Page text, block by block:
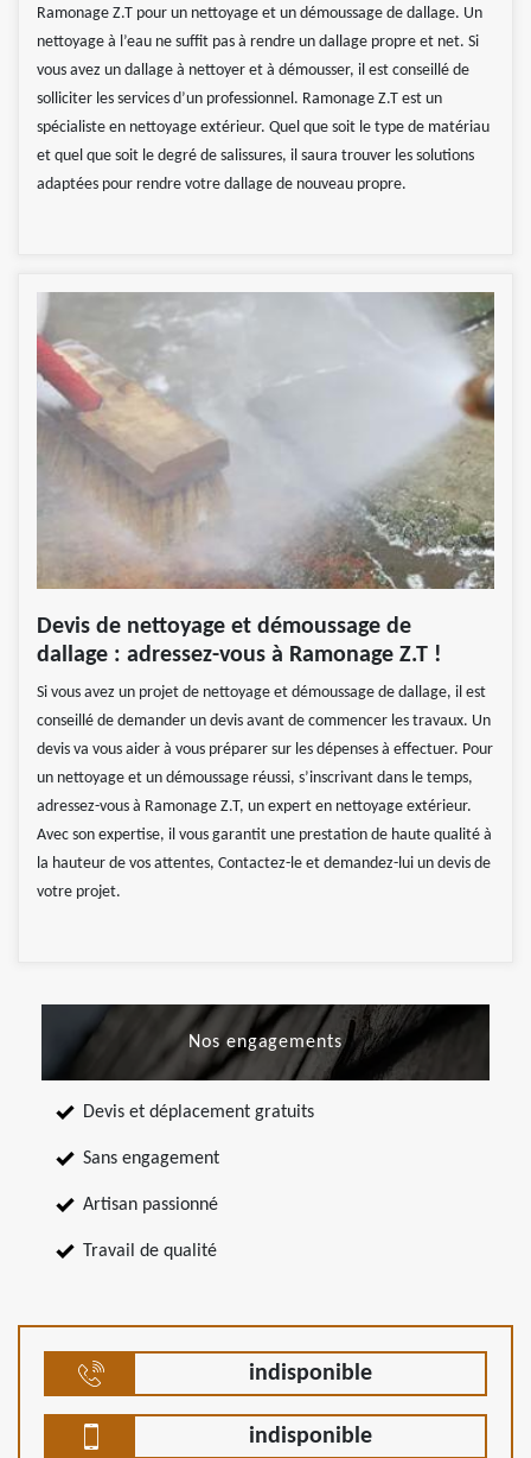
Ramonage Z.T pour un nettoyage et un démoussage de dallage. Un
nettoyage à l’eau ne suffit pas à rendre un dallage propre et net. Si
vous avez un dallage à nettoyer et à démousser, il est conseillé de
solliciter les services d’un professionnel. Ramonage Z.T est un
spécialiste en nettoyage extérieur. Quel que soit le type de matériau
et quel que soit le degré de salissures, il saura trouver les solutions
adaptées pour rendre votre dallage de nouveau propre.
Devis de nettoyage et démoussage de
dallage : adressez-vous à Ramonage Z.T !
Si vous avez un projet de nettoyage et démoussage de dallage, il est
conseillé de demander un devis avant de commencer les travaux. Un
devis va vous aider à vous préparer sur les dépenses à effectuer. Pour
un nettoyage et un démoussage réussi, s’inscrivant dans le temps,
adressez-vous à Ramonage Z.T, un expert en nettoyage extérieur.
Avec son expertise, il vous garantit une prestation de haute qualité à
la hauteur de vos attentes, Contactez-le et demandez-lui un devis de
votre projet.
Nos engagements
Devis et déplacement gratuits
Sans engagement
Artisan passionné
Travail de qualité
indisponible
indisponible